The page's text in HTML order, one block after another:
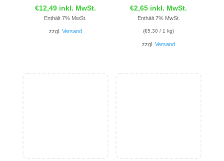
€12,49 inkl. MwSt.
Enthält 7% MwSt.
zzgl. Versand
€2,65 inkl. MwSt.
Enthält 7% MwSt.
(€5,30 / 1 kg)
zzgl.Versand